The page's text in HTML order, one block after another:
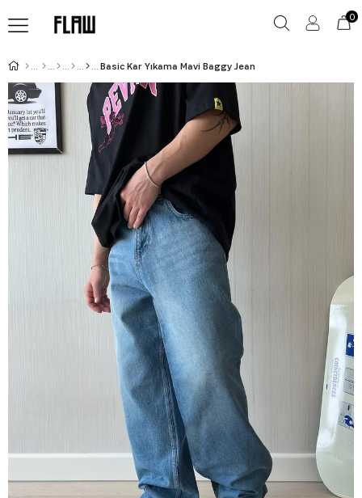
0
Basic Kar Yıkama Mavi Baggy Jean